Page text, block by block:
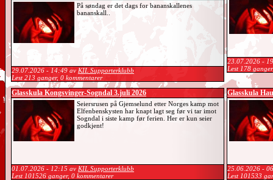
På søndag er det dags for bananskallenes
bananskall..
29.07.2026 - 14:49 av KIL Supporterklubb
Lest 213 ganger, 0 kommentarer
23.07.2026 -
Lest 178
Glasskula Kongsvinger-Sogndal 3.juli 2026
Seiersrusen på Gjemselund etter Norges kamp mot
Elfenbenskysten har knapt lagt seg før vi tar imot
Sogndal i siste kamp før ferien. Her er kun seier
godkjent!
01.07.2026 - 12:15 av KIL Supporterklubb
Lest 101526 ganger, 0 kommentarer
Glasskula
25.06.2026 -
Lest 101533